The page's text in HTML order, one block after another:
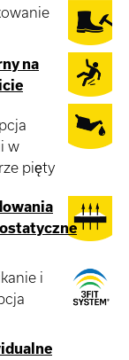
na
w
pięty
i